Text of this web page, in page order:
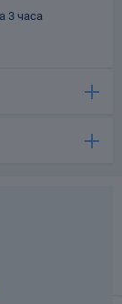
3 часа